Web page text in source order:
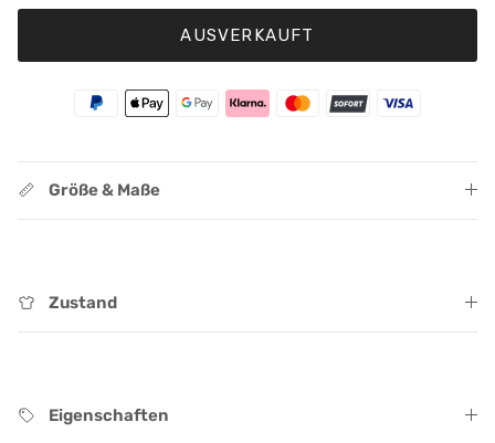
AUSVERKAUFT
Größe & Maße
Zustand
Eigenschaften